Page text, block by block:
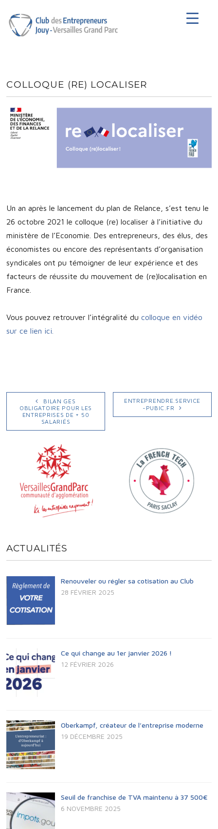
COLLOQUE (RE) LOCALISER
Un an après le lancement du plan de Relance, s’est tenu le
26 octobre 2021 le colloque (re) localiser à l’initiative du
ministère de l’Economie. Des entrepreneurs, des élus, des
économistes ou encore des représentants d’organisation
syndicales ont pu témoigner de leur expérience et des
facteurs de réussite du mouvement de (re)localisation en
France.
Vous pouvez retrouver l’intégralité ducolloque en vidéo
sur ce lien ici.
NAVIGATION
DE
précédente :BILAN GES
OBLIGATOIRE POUR LES
ENTREPRISES DE + 50
SALARIÉS
suivante :
ENTREPRENDRE.SERVICE
-PUBIC.FR
ACTUALITÉS
Renouveler ou régler sa cotisation au Club
28 FÉVRIER 2025
Ce qui change au 1er janvier 2026 !
12 FÉVRIER 2026
Oberkampf, créateur de l’entreprise moderne
19 DÉCEMBRE 2025
Seuil de franchise de TVA maintenu à 37 500€
6 NOVEMBRE 2025